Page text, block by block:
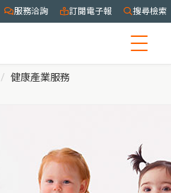
服務洽詢 訂閱電子報 搜尋檢索
健康產業服務